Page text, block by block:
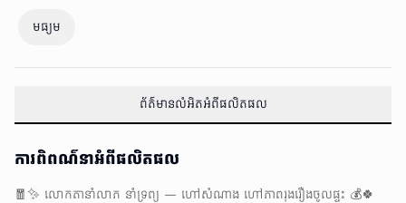
មធ្យម
ព័ត៌មានលំអិតអំពីផលិតផល
ការពិពណ៌នាអំពីផលិតផល
🧧✨ លោកតានាំលាភ នាំទ្រព្យ — ហៅសំណាង ហៅភាពរុងរឿងចូលផ្ទះ 💰🍀